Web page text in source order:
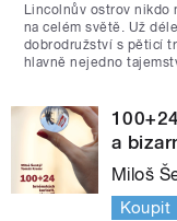
Lincolnův ostrov nikdo
na celém světě. Už
dobrodružství s pěticí
hlavně nejedno
a
Miloš
Koupit